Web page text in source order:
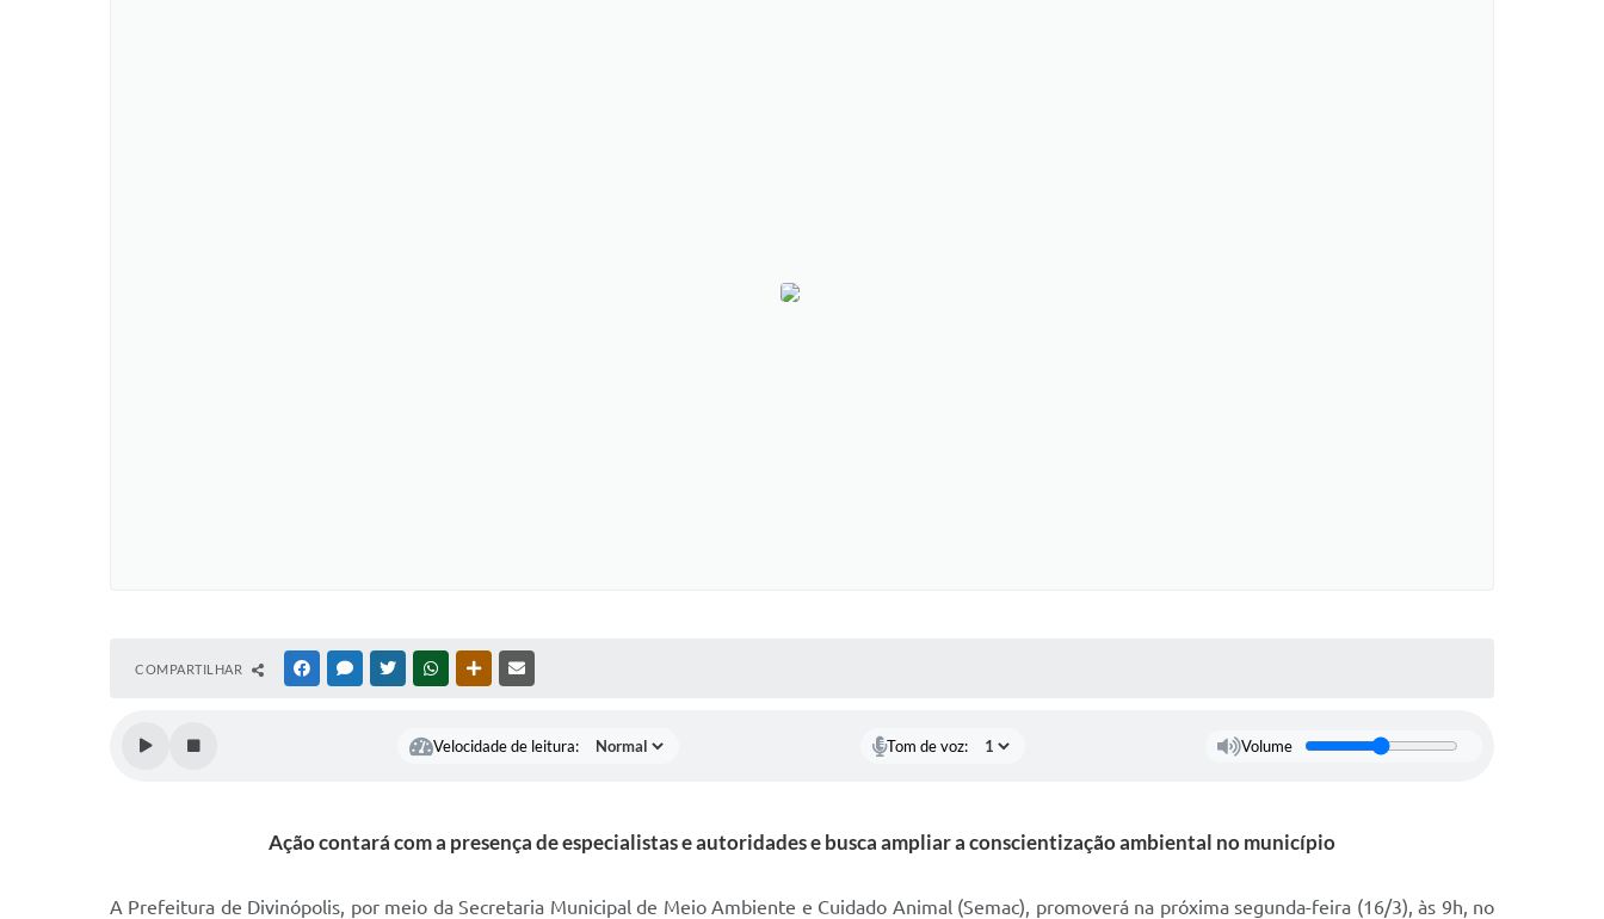
COMPARTILHAR FACEBOOKMESSENGER
TWITTERWHATSAPPOUTRAS MÍDIAS
Velocidade de leitura: Tom de voz: Volume
Ação contará com a presença de especialistas e autoridades e busca ampliar a conscientização ambiental no município
A Prefeitura de Divinópolis, por meio da Secretaria Municipal de Meio Ambiente e Cuidado Animal (Semac), promoverá na próxima segunda-feira (16/3), às 9h, no